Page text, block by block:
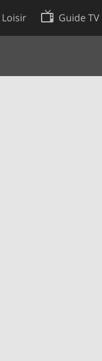
Loisir Guide TV
en matière de cookies
de cookies